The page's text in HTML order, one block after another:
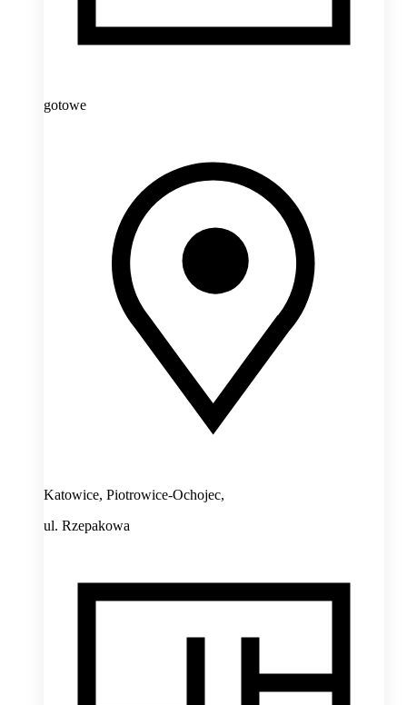
gotowe
Katowice, Piotrowice-Ochojec,
ul. Rzepakowa